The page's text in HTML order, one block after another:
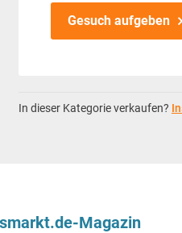
Gesuch aufgeben
In dieser Kategorie verkaufen?
Magazin